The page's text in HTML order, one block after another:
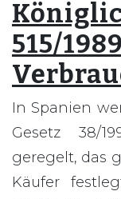
In Spanien
Gesetz 38/
geregelt, das
Käufer